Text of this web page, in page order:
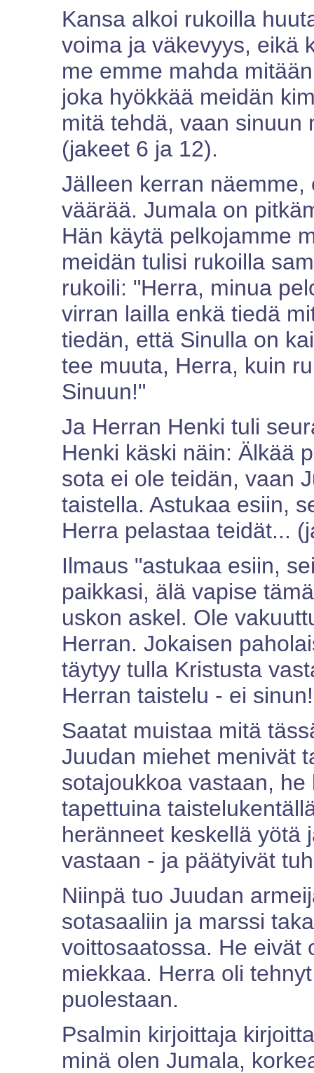
Kansa alkoi rukoilla
voima ja väkevyys, eikä
me emme mahda
joka hyökkää meidän
mitä tehdä, vaan sinuun
(jakeet 6 ja 12).
Jälleen kerran
väärää. Jumala on
Hän käytä pelkojamme
meidän tulisi rukoilla
rukoili: "Herra, minua
virran lailla enkä tiedä
tiedän, että Sinulla on
tee muuta, Herra, kuin
Sinuun!"
Ja Herran Henki tuli
Henki käski näin: Älkää
sota ei ole teidän, vaan
taistella. Astukaa esiin,
Herra pelastaa teidät...
Ilmaus "astukaa esiin,
paikkasi, älä vapise
uskon askel. Ole
Herran. Jokaisen
täytyy tulla Kristusta
Herran taistelu - ei
Saatat muistaa mitä
Juudan miehet menivät
sotajoukkoa vastaan,
tapettuina
heränneet keskellä yötä
vastaan - ja päätyivät
Niinpä tuo Juudan
sotasaaliin ja marssi
voittosaatossa. He eivät
miekkaa. Herra oli
puolestaan.
Psalmin kirjoittaja
minä olen Jumala,